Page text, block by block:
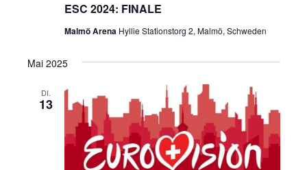
ESC 2024: FINALE
Malmö Arena Hyllie Stationstorg 2, Malmö, Schweden
Mai 2025
DI.
13